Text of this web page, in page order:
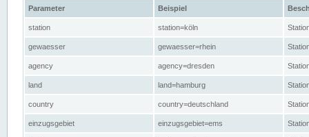
Parameter Beispiel
station station=köln
gewaesser gewaesser=rhein
agency agency=dresden
land land=hamburg
country country=deutschland
einzugsgebiet einzugsgebiet=ems